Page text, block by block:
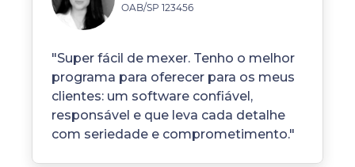
OAB/SP 123456
"Super fácil de mexer. Tenho o melhor
programa para oferecer para os meus
clientes: um software confiável,
responsável e que leva cada detalhe
com seriedade e comprometimento."